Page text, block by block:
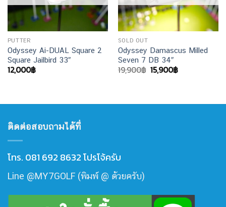
PUTTER
Odyssey Ai-DUAL Square 2
Square Jailbird 33″
12,000฿
SOLD OUT
Odyssey Damascus Milled
Seven 7 DB 34″
19,900฿ Original
price
15,900฿Current
ติดต่อสอบถามได้ที่
โทร. 081 692 8632 โปรโจ้ครับ
Line @MY7GOLF (พิมพ์ @ ด้วยครับ)